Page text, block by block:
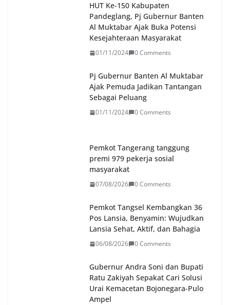
HUT Ke-150 Kabupaten
Pandeglang, Pj Gubernur Banten
Al Muktabar Ajak Buka Potensi
Kesejahteraan Masyarakat
01/11/2024 0 Comments
Pj Gubernur Banten Al Muktabar
Ajak Pemuda Jadikan Tantangan
Sebagai Peluang
01/11/2024 0 Comments
Pemkot Tangerang tanggung
premi 979 pekerja sosial
masyarakat
07/08/2026 0 Comments
Pemkot Tangsel Kembangkan 36
Pos Lansia, Benyamin: Wujudkan
Lansia Sehat, Aktif, dan Bahagia
06/08/2026 0 Comments
Gubernur Andra Soni dan Bupati
Ratu Zakiyah Sepakat Cari Solusi
Urai Kemacetan Bojonegara-Pulo
Ampel